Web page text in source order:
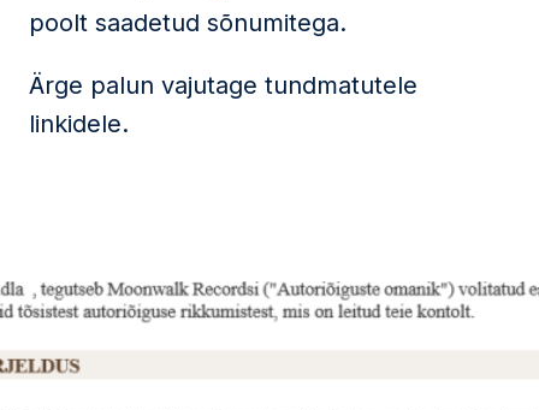
poolt saadetud sõnumitega.
Ärge palun vajutage tundmatutele
linkidele.